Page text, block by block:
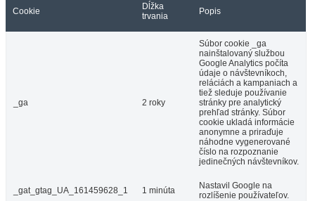
Cookie
Dĺžka
trvania
Popis
_ga 2 roky
Súbor cookie _ga
nainštalovaný službou
Google Analytics počíta
údaje o návštevníkoch,
reláciách a kampaniach a
tiež sleduje používanie
stránky pre analytický
prehľad stránky. Súbor
cookie ukladá informácie
anonymne a priraďuje
náhodne vygenerované
číslo na rozpoznanie
jedinečných návštevníkov.
_gat_gtag_UA_161459628_1 1 minúta
Nastavil Google na
rozlíšenie používateľov.